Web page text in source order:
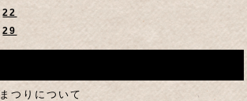
22
29
つりについて